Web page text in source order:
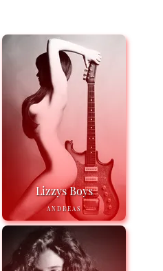
Lizzys Boys
ANDREAS